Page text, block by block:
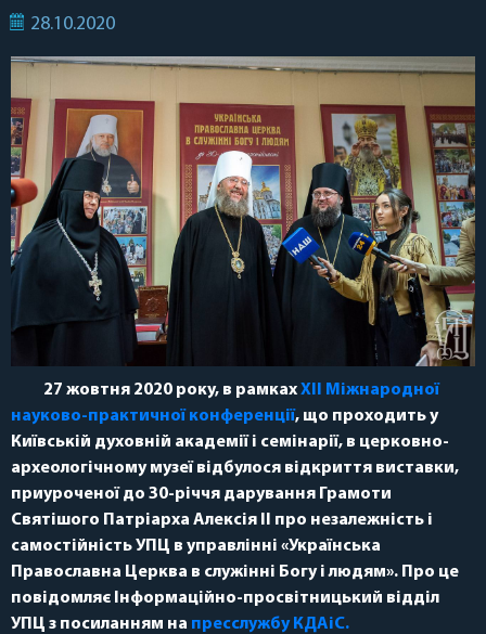
28.10.2020
27 жовтня 2020 року, в рамкахХІІ Міжнародної
науково-практичної конференції, що проходить у
Київській духовній академії і семінарії, в церковно-
археологічному музеї відбулося відкриття виставки,
приуроченої до 30-річчя дарування Грамоти
Святішого Патріарха Алексія II про незалежність і
самостійність УПЦ в управлінні «Українська
Православна Церква в служінні Богу і людям». Про це
повідомляє Інформаційно-просвітницький відділ
УПЦ з посиланням на пресслужбу КДАіС.